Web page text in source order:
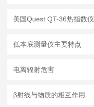
美国Quest QT-36热指数仪
低本底测量仪主要特点
电离辐射危害
β射线与物质的相互作用